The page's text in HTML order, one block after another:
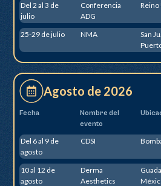
Del 2 al 3 de
julio
Conferencia
ADG
25-29 de julio
NMA
San
Agosto de 2026
Fecha
Nombre del
evento
Del 6 al 9 de
agosto
CDSI
10 al 12 de
agosto
Derma
Aesthetics